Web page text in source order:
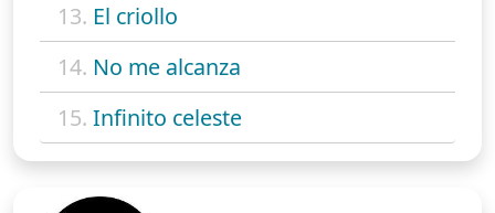
13. El criollo
14. No me alcanza
15. Infinito celeste